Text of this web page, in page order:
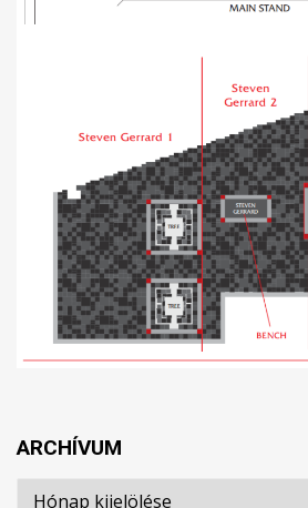
ARCHÍVUM
Archívum